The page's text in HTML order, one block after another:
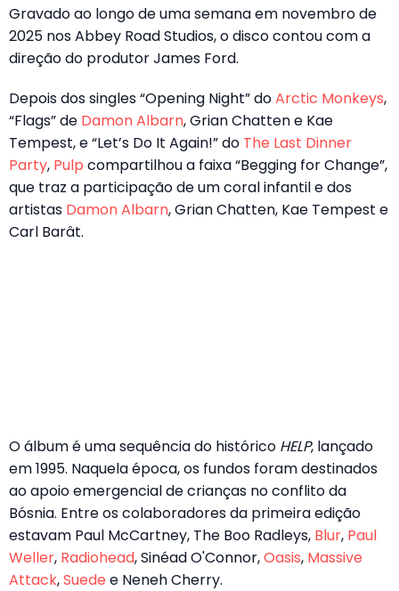
Gravado ao longo de uma semana em novembro de
2025 nos Abbey Road Studios, o disco contou com a
direção do produtor James Ford.
Depois dos singles “Opening Night” doArctic Monkeys,
“Flags” de Damon Albarn, Grian Chatten e Kae
Tempest, e “Let’s Do It Again!” do The Last Dinner
Party, Pulp compartilhou a faixa “Begging for Change”,
que traz a participação de um coral infantil e dos
artistas Damon Albarn, Grian Chatten, Kae Tempest e
Carl Barât.
O álbum é uma sequência do histórico HELP, lançado
em 1995. Naquela época, os fundos foram destinados
ao apoio emergencial de crianças no conflito da
Bósnia. Entre os colaboradores da primeira edição
estavam Paul McCartney, The Boo Radleys, Blur, Paul
Weller, Radiohead, Sinéad O'Connor,Oasis, Massive
Attack,Suede e Neneh Cherry.